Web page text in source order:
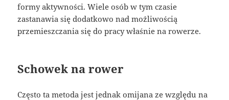
formy aktywności. Wiele osób w tym czasie
zastanawia się dodatkowo nad możliwością
przemieszczania się do pracy właśnie na rowerze.
Schowek na rower
Często ta metoda jest jednak omijana ze względu na